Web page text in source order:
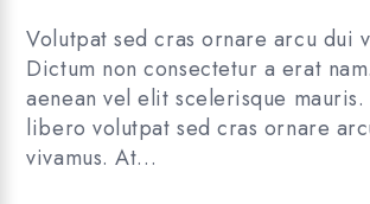
Volutpat sed cras ornare arcu dui
Dictum non consectetur a erat
aenean vel elit scelerisque
libero volutpat sed cras ornare
vivamus. At…